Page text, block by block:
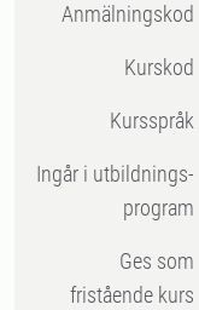
Anmälningskod
Kurskod
Kursspråk
Ingår i utbildnings-
program
Ges som
fristående kurs